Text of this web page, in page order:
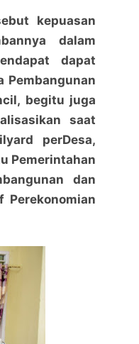
kepuasan
dalam
dapat
Pembangunan
begitu juga
saat
perDesa,
Pemerintahan
dan
Perekonomian